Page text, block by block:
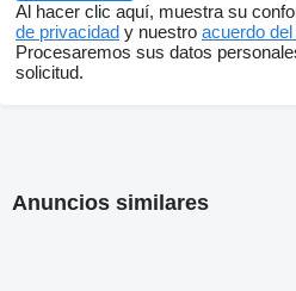
Al hacer clic aquí, muestra su
de privacidad y nuestro acuerdo
Procesaremos sus datos
solicitud.
Anuncios similares